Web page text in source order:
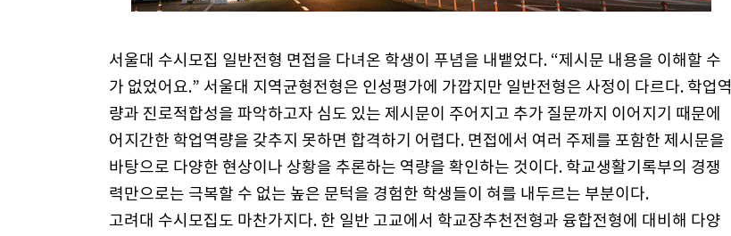
서울대 수시모집 일반전형 면접을 다녀온 학생이 푸념을 내뱉었다. “제시문 내용을 이해할 수
가 없었어요.” 서울대 지역균형전형은 인성평가에 가깝지만 일반전형은 사정이 다르다. 학업역
량과 진로적합성을 파악하고자 심도 있는 제시문이 주어지고 추가 질문까지 이어지기 때문에
어지간한 학업역량을 갖추지 못하면 합격하기 어렵다. 면접에서 여러 주제를 포함한 제시문을
바탕으로 다양한 현상이나 상황을 추론하는 역량을 확인하는 것이다. 학교생활기록부의 경쟁
력만으로는 극복할 수 없는 높은 문턱을 경험한 학생들이 혀를 내두르는 부분이다.
고려대 수시모집도 마찬가지다. 한 일반 고교에서 학교장추천전형과 융합전형에 대비해 다양